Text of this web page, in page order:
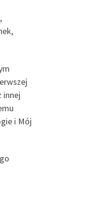
innej
i Mój